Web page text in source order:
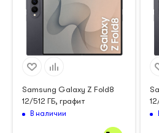
Samsung Galaxy Z Fold8
12/512 ГБ, графит
В наличии